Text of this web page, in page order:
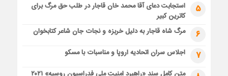
5
استجابت دعای آقا محمد خان قاجار در طلب حق مرگ برای
کاترین کبیر
6 مرگ شاه قاجار به دلیل خربزه و نجات جان شاعر کتابخوان
7 اجلاس سران اتحادیه اروپا و مناسبات با مسکو